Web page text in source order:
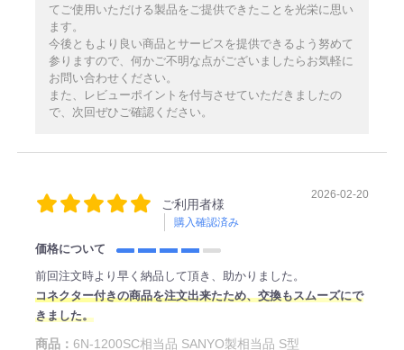
てご使用いただける製品をご提供できたことを光栄に思い
ます。
今後ともより良い商品とサービスを提供できるよう努めて
参りますので、何かご不明な点がございましたらお気軽に
お問い合わせください。
また、レビューポイントを付与させていただきましたの
で、次回ぜひご確認ください。
ご利用者様
購入確認済み
2026-02-20
価格について
前回注文時より早く納品して頂き、助かりました。
コネクター付きの商品を注文出来たため、交換もスムーズにで
きました。
商品： 6N-1200SC相当品 SANYO製相当品 S型